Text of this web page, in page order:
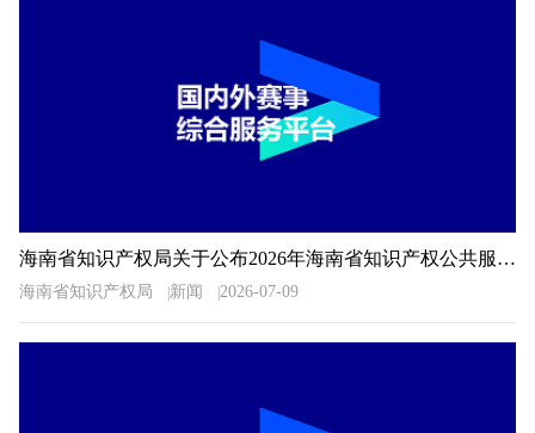
海南省知识产权局关于公布2026年海南省知识产权公共服务信息检索分析技能大赛获奖名单的通知
海南省知识产权局 新闻 2026-07-09